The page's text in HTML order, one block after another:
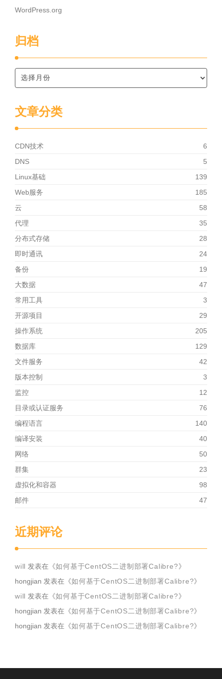
WordPress.org
归档
文章分类
CDN技术
6
DNS
5
Linux基础
139
Web服务
185
云
58
代理
35
分布式存储
28
即时通讯
24
备份
19
大数据
47
常用工具
3
开源项目
29
操作系统
205
数据库
129
文件服务
42
版本控制
3
监控
12
目录或认证服务
76
编程语言
140
编译安装
40
网络
50
群集
23
虚拟化和容器
98
邮件
47
近期评论
will 发表在《如何基于CentOS二进制部署Calibre?》
hongjian 发表在《如何基于CentOS二进制部署Calibre?》
will 发表在《如何基于CentOS二进制部署Calibre?》
hongjian 发表在《如何基于CentOS二进制部署Calibre?》
hongjian 发表在《如何基于CentOS二进制部署Calibre?》